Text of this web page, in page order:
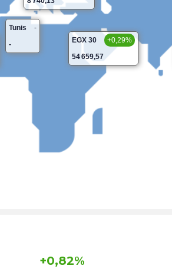
Tunis
-
-
EGX 30
+0,29%
54 659,57
+0,82%